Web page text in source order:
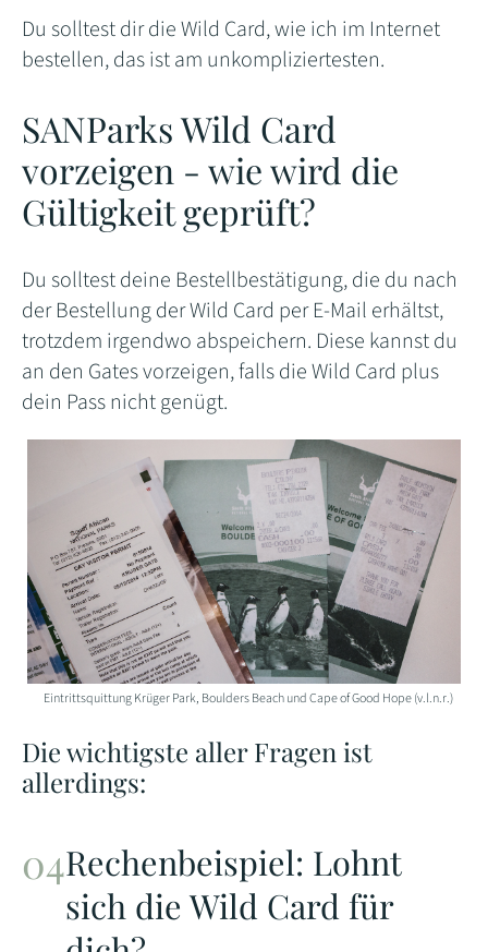
Du solltest dir die Wild Card, wie ich im Internet
bestellen, das ist am unkompliziertesten.
SANParks Wild Card
vorzeigen - wie wird die
Gültigkeit geprüft?
Du solltest deine Bestellbestätigung, die du nach
der Bestellung der Wild Card per E-Mail erhältst,
trotzdem irgendwo abspeichern. Diese kannst du
an den Gates vorzeigen, falls die Wild Card plus
dein Pass nicht genügt.
Eintrittsquittung Krüger Park, Boulders Beach und Cape of Good Hope (v.l.n.r.)
Die wichtigste aller Fragen ist
allerdings:
Rechenbeispiel: Lohnt
sich die Wild Card für